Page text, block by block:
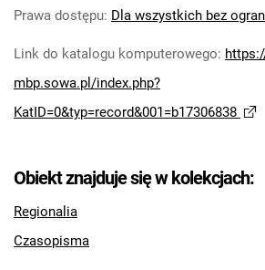
Azotowych im. Feliksa
Tarnowskie Azoty : tygodnik
Azotowych im. Feliksa
Tarnowie. 1983
Tarnowie. 1984
Azotowych im. Feliksa
Tarnowie. 1985
Prawa dostępu: Dla wszystkich bez
Link do katalogu komputerowego:
mbp.sowa.pl/index.php?
KatID=0&typ=record&001=b17306838
Obiekt znajduje się w kolekcjach:
Regionalia
Czasopisma